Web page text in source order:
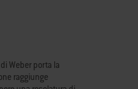
Weber porta la
raggiunge